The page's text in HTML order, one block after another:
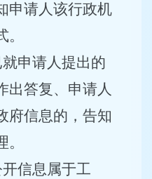
申请人该行政机
申请人提出的
出答复、申请人
府信息的，告知
信息属于工